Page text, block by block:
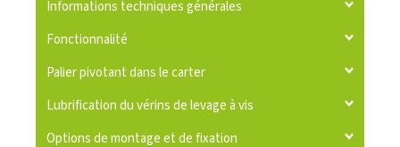
Informations techniques générales
Fonctionnalité
Palier pivotant dans le carter
Lubrification du vérins de levage à vis
Options de montage et de fixation